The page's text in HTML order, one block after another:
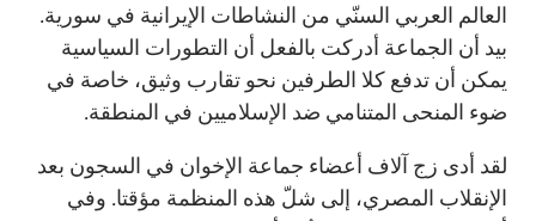
العالم العربي السنّي من النشاطات الإيرانية في سورية.
بيد أن الجماعة أدركت بالفعل أن التطورات السياسية
يمكن أن تدفع كلا الطرفين نحو تقارب وثيق، خاصة في
ضوء المنحى المتنامي ضد الإسلاميين في المنطقة.
لقد أدى زج آلاف أعضاء جماعة الإخوان في السجون بعد
الإنقلاب المصري، إلى شلّ هذه المنظمة مؤقتا. وفي